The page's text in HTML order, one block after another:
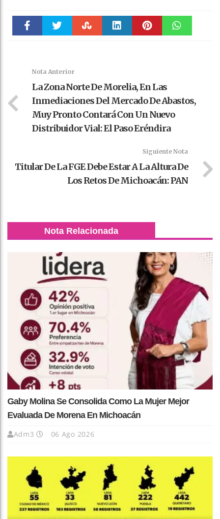
Nota Anterior
La Zona Norte De Morelia, En Las
Inmediaciones Del Mercado De Abastos,
Muy Pronto Contará Con Un Nuevo
Distribuidor Vial: El Paso Eréndira
Siguiente Nota
Titular De La FGE Debe Estar A La Altura De
Los Retos De Michoacán: PAN
Nota Relacionada
Gaby Molina Se Consolida Como La Mujer Mejor
Evaluada De Morena En Michoacán
Adm3 06 Ago 2026